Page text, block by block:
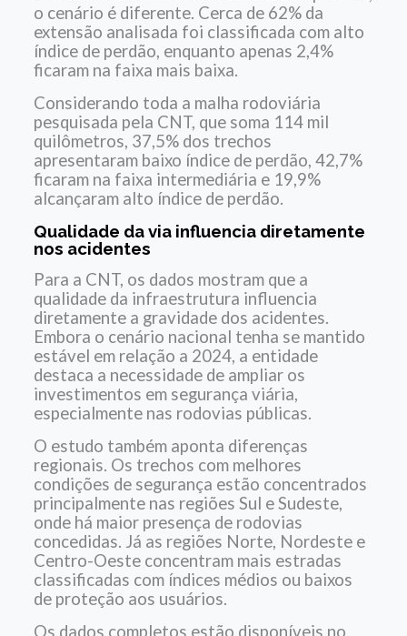
o cenário é diferente. Cerca de 62% da
extensão analisada foi classificada com alto
índice de perdão, enquanto apenas 2,4%
ficaram na faixa mais baixa.
Considerando toda a malha rodoviária
pesquisada pela CNT, que soma 114 mil
quilômetros, 37,5% dos trechos
apresentaram baixo índice de perdão, 42,7%
ficaram na faixa intermediária e 19,9%
alcançaram alto índice de perdão.
Qualidade da via influencia diretamente
nos acidentes
Para a CNT, os dados mostram que a
qualidade da infraestrutura influencia
diretamente a gravidade dos acidentes.
Embora o cenário nacional tenha se mantido
estável em relação a 2024, a entidade
destaca a necessidade de ampliar os
investimentos em segurança viária,
especialmente nas rodovias públicas.
O estudo também aponta diferenças
regionais. Os trechos com melhores
condições de segurança estão concentrados
principalmente nas regiões Sul e Sudeste,
onde há maior presença de rodovias
concedidas. Já as regiões Norte, Nordeste e
Centro-Oeste concentram mais estradas
classificadas com índices médios ou baixos
de proteção aos usuários.
Os dados completos estão disponíveis no